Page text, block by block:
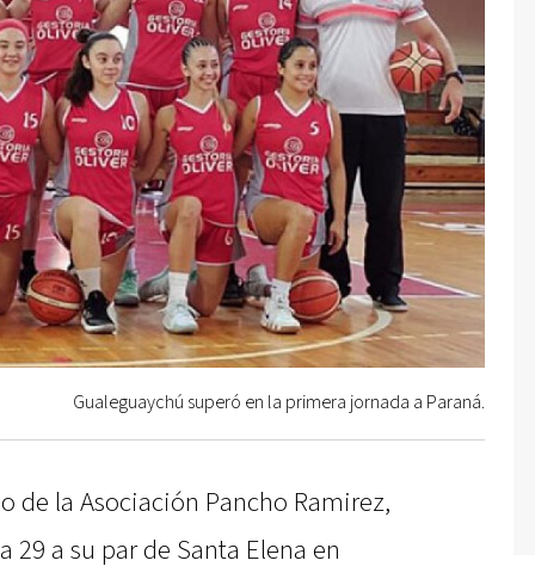
Gualeguaychú superó en la primera jornada a Paraná.
de la Asociación Pancho Ramirez,
a su par de Santa Elena en